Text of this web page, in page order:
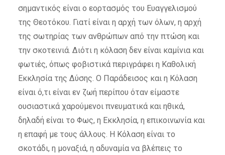
σημαντικός είναι ο εορτασμός του Ευαγγελισμού
της Θεοτόκου. Γιατί είναι η αρχή των όλων, η αρχή
της σωτηρίας των ανθρώπων από την πτώση και
την σκοτεινιά. Διότι η κόλαση δεν είναι καμίνια και
φωτιές, όπως φοβιστικά περιγράφει η Καθολική
Εκκλησία της Δύσης. Ο Παράδεισος και η Κόλαση
είναι ό,τι είναι εν ζωή περίπου όταν είμαστε
ουσιαστικά χαρούμενοι πνευματικά και ηθικά,
δηλαδή είναι το Φως, η Εκκλησία, η επικοινωνία και
η επαφή με τους άλλους. Η Κόλαση είναι το
σκοτάδι, η μοναξιά, η αδυναμία να βλέπεις το